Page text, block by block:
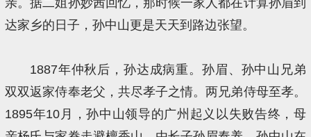
达家乡的日子，孙中山更是天天到路边张望。
1887年仲秋后，孙达成病重。孙眉、孙中山兄弟
双双返家侍奉老父，共尽孝子之情。两兄弟侍母至孝。
1895年10月，孙中山领导的广州起义以失败告终，母